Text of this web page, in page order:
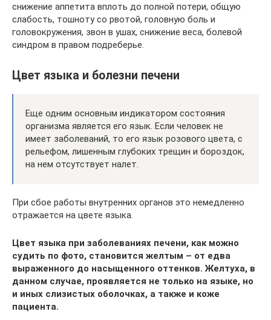
снижение аппетита вплоть до полной потери, общую
слабость, тошноту со рвотой, головную боль и
головокружения, звон в ушах, снижение веса, болевой
синдром в правом подреберье.
Цвет языка и болезни печени
Еще одним основным индикатором состояния
организма является его язык. Если человек не
имеет заболеваний, то его язык розового цвета, с
рельефом, лишенным глубоких трещин и бороздок,
на нем отсутствует налет.
При сбое работы внутренних органов это немедленно
отражается на цвете языка.
Цвет языка при заболеваниях печени, как можно
судить по фото, становится желтым – от едва
выраженного до насыщенного оттенков. Желтуха, в
данном случае, проявляется не только на языке, но
и иных слизистых оболочках, а также и коже
пациента.